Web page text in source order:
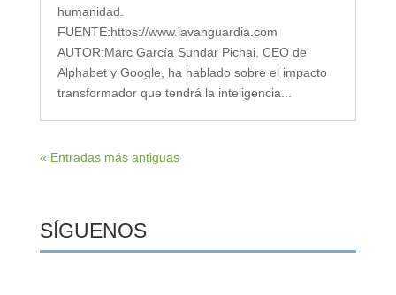
humanidad.
FUENTE:https://www.lavanguardia.com
AUTOR:Marc García Sundar Pichai, CEO de
Alphabet y Google, ha hablado sobre el impacto
transformador que tendrá la inteligencia...
« Entradas más antiguas
SÍGUENOS